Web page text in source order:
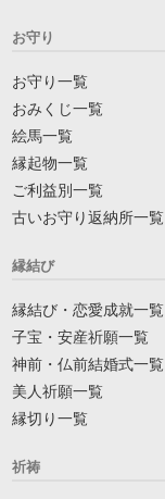
お守り
お守り一覧
おみくじ一覧
絵馬一覧
縁起物一覧
ご利益別一覧
古いお守り返納所一覧
縁結び
縁結び・恋愛成就一覧
子宝・安産祈願一覧
神前・仏前結婚式一覧
美人祈願一覧
縁切り一覧
祈祷